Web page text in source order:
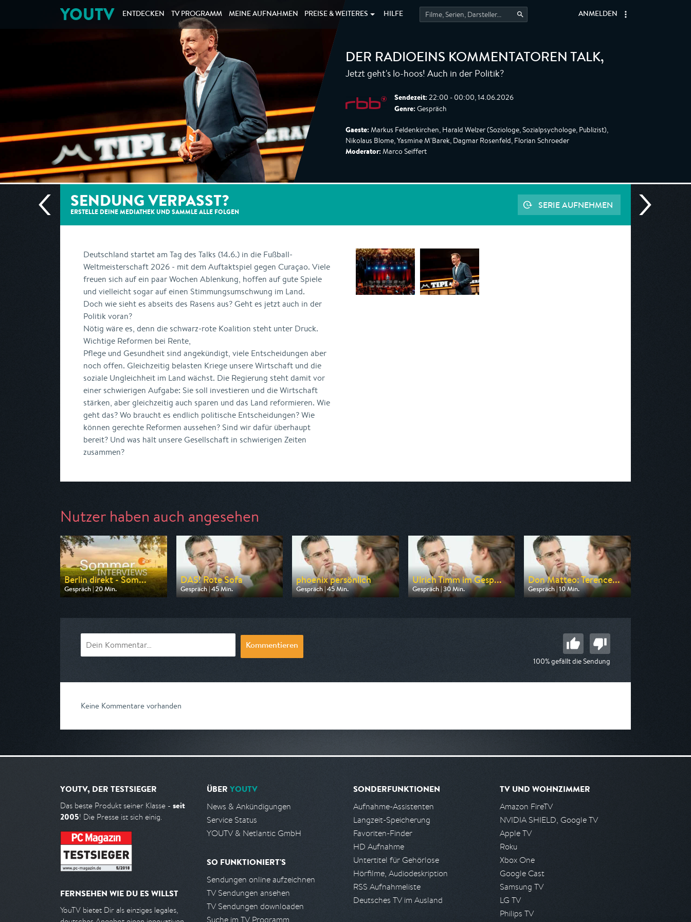
YOUTV ENTDECKEN TV PROGRAMM MEINE AUFNAHMEN PREISE & WEITERES HILFE ANMELDEN
DER RADIOEINS KOMMENTATOREN TALK,
Jetzt geht's lo-hoos! Auch in der Politik?
Sendezeit: 22:00 - 00:00, 14.06.2026
Genre: Gespräch
Gaeste: Markus Feldenkirchen, Harald Welzer (Soziologe, Sozialpsychologe, Publizist),
Nikolaus Blome, Yasmine M'Barek, Dagmar Rosenfeld, Florian Schroeder
Moderator: Marco Seiffert
SENDUNG VERPASST?
ERSTELLE DEINE MEDIATHEK UND SAMMLE ALLE FOLGEN
SERIE AUFNEHMEN
Deutschland startet am Tag des Talks (14.6.) in die Fußball-
Weltmeisterschaft 2026 - mit dem Auftaktspiel gegen Curaçao. Viele
freuen sich auf ein paar Wochen Ablenkung, hoffen auf gute Spiele
und vielleicht sogar auf einen Stimmungsumschwung im Land.
Doch wie sieht es abseits des Rasens aus? Geht es jetzt auch in der
Politik voran?
Nötig wäre es, denn die schwarz-rote Koalition steht unter Druck.
Wichtige Reformen bei Rente,
Pflege und Gesundheit sind angekündigt, viele Entscheidungen aber
noch offen. Gleichzeitig belasten Kriege unsere Wirtschaft und die
soziale Ungleichheit im Land wächst. Die Regierung steht damit vor
einer schwierigen Aufgabe: Sie soll investieren und die Wirtschaft
stärken, aber gleichzeitig auch sparen und das Land reformieren. Wie
geht das? Wo braucht es endlich politische Entscheidungen? Wie
können gerechte Reformen aussehen? Sind wir dafür überhaupt
bereit? Und was hält unsere Gesellschaft in schwierigen Zeiten
zusammen?
Nutzer haben auch angesehen
Berlin direkt - Som...
Gespräch | 20 Min.
Ausgestrahlt von ZDF
DAS! Rote Sofa
Gespräch | 45 Min.
Ausgestrahlt von NDR
phoenix persönlich
Gespräch | 45 Min.
Ausgestrahlt von Phoenix
Ulrich Timm im Gesp...
Gespräch | 30 Min.
Ausgestrahlt von Tagesschau24
Don Matteo: Terence...
Gespräch | 10 Min.
Ausgestrahlt von Bibel TV
Kommentieren
100% gefällt die Sendung
Keine Kommentare vorhanden
YOUTV, DER TESTSIEGER
Das beste Produkt seiner Klasse - seit
2005! Die Presse ist sich einig.
FERNSEHEN WIE DU ES WILLST
YouTV bietet Dir als einziges legales,
ÜBER YOUTV
News & Ankündigungen
Service Status
YOUTV & Netlantic GmbH
SO FUNKTIONIERT'S
Sendungen online aufzeichnen
TV Sendungen ansehen
TV Sendungen downloaden
Suche im TV Programm
SONDERFUNKTIONEN
Aufnahme-Assistenten
Langzeit-Speicherung
Favoriten-Finder
HD Aufnahme
Untertitel für Gehörlose
Hörfilme, Audiodeskription
RSS Aufnahmeliste
Deutsches TV im Ausland
TV UND WOHNZIMMER
Amazon FireTV
NVIDIA SHIELD, Google TV
Apple TV
Roku
Xbox One
Google Cast
Samsung TV
LG TV
Philips TV